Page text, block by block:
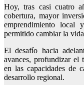
Hoy, tras casi cuatro
cobertura, mayor
emprendimiento local
permitido cambiar la
El desafío hacia
avances, profundizar el
en las capacidades de
desarrollo regional.